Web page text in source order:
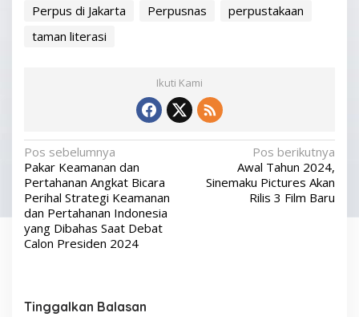
Perpus di Jakarta
Perpusnas
perpustakaan
taman literasi
Ikuti Kami
N
a
v
i
g
Pos sebelumnya
Pakar Keamanan dan
Pertahanan Angkat Bicara
Perihal Strategi Keamanan
dan Pertahanan Indonesia
yang Dibahas Saat Debat
Calon Presiden 2024
Pos berikutnya
Awal Tahun 2024,
Sinemaku Pictures Akan
Rilis 3 Film Baru
Tinggalkan Balasan